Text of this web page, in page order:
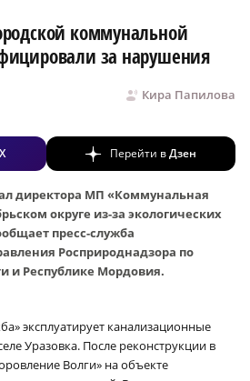
коммунальной
за нарушения
Кира Папилова
Перейти вДзен
директора МП «Коммунальная
округе из-за экологических
пресс-служба
Росприроднадзора по
и Республике Мордовия.
эксплуатирует канализационные
Уразовка. После реконструкции в
Волги» на объекте